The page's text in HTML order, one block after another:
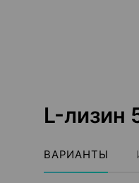
L-лизин
ВАРИАНТЫ